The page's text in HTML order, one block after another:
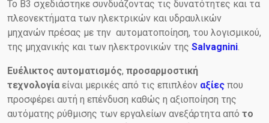
Το B3 σχεδιάστηκε συνδυάζοντας τις δυνατότητες και τα
πλεονεκτήματα των ηλεκτρικών και υδραυλικών
μηχανών πρέσας με την αυτοματοποίηση, του λογισμικού,
της μηχανικής και των ηλεκτρονικών της Salvagnini.
Ευέλικτος αυτοματισμός, προσαρμοστική
τεχνολογία είναι μερικές από τις επιπλέον αξίες που
προσφέρει αυτή η επένδυση καθώς η αξιοποίηση της
αυτόματης ρύθμισης των εργαλείων ανεξάρτητα από το